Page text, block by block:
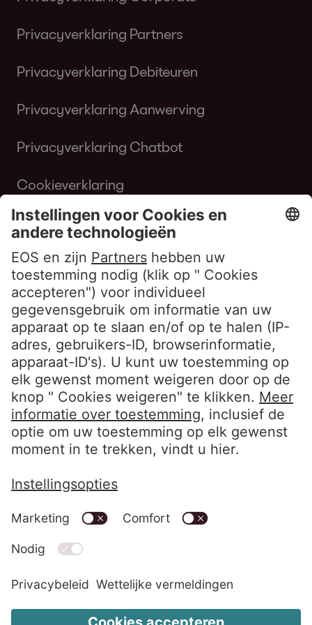
Privacyverklaring Partners
Privacyverklaring Debiteuren
Privacyverklaring Aanwerving
Privacyverklaring Chatbot
Cookieverklaring
Gebruiksvoorwaarden Website
Klokkenluiderbeleid EOS Contentia
Volg ons
LinkedIn EOS Aremas
LinkedIn EOS Contentia